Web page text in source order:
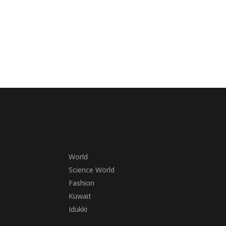
World
Science World
Fashion
Kuwait
Idukki